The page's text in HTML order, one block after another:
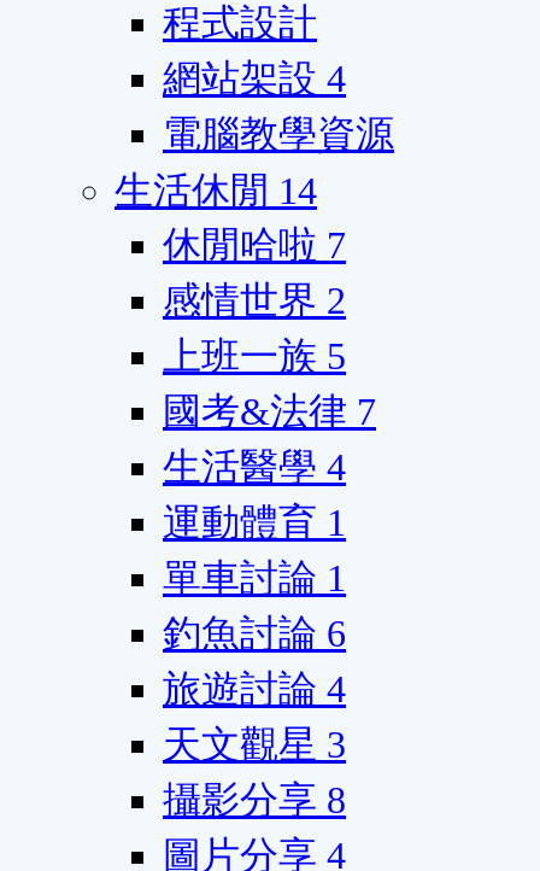
程式設計
網站架設 4
電腦教學資源
生活休閒 14
休閒哈啦 7
感情世界 2
上班一族 5
國考&法律 7
生活醫學 4
運動體育 1
單車討論 1
釣魚討論 6
旅遊討論 4
天文觀星 3
攝影分享 8
圖片分享 4